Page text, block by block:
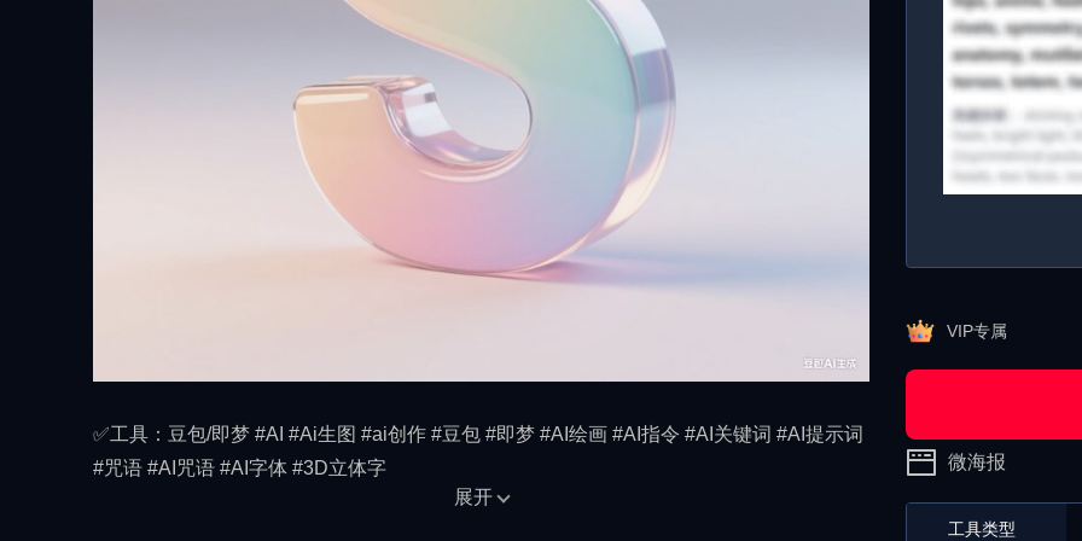
✅工具：豆包/即梦 #AI #Ai生图 #ai创作 #豆包 #即梦 #AI绘画 #AI指令 #AI关键词 #AI提示词
#咒语 #AI咒语 #AI字体 #3D立体字
展开
VIP专属
微海报
工具类型